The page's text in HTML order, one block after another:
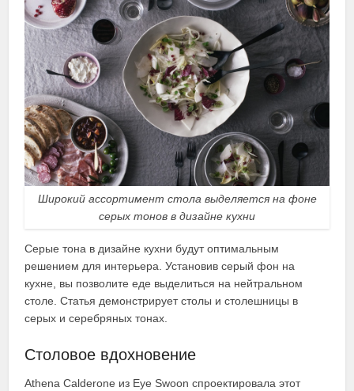
Широкий ассортимент стола выделяется на фоне
серых тонов в дизайне кухни
Серые тона в дизайне кухни будут оптимальным
решением для интерьера. Установив серый фон на
кухне, вы позволите еде выделиться на нейтральном
столе. Статья демонстрирует столы и столешницы в
серых и серебряных тонах.
Столовое вдохновение
Athena Calderone из Eye Swoon спроектировала этот